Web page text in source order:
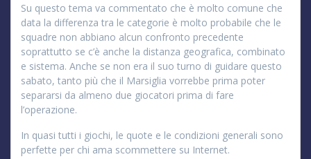
Su questo tema va commentato che è molto comune che
data la differenza tra le categorie è molto probabile che le
squadre non abbiano alcun confronto precedente
soprattutto se c’è anche la distanza geografica, combinato
e sistema. Anche se non era il suo turno di guidare questo
sabato, tanto più che il Marsiglia vorrebbe prima poter
separarsi da almeno due giocatori prima di fare
l’operazione.
In quasi tutti i giochi, le quote e le condizioni generali sono
perfette per chi ama scommettere su Internet.